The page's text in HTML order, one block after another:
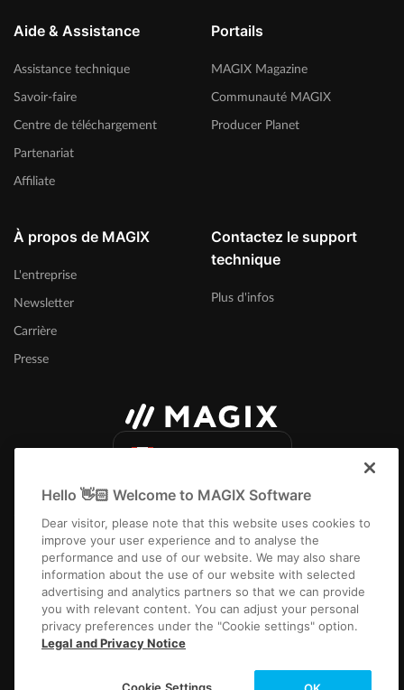
Aide & Assistance
Assistance technique
Savoir-faire
Centre de téléchargement
Partenariat
Affiliate
Portails
MAGIX Magazine
Communauté MAGIX
Producer Planet
À propos de MAGIX
L'entreprise
Newsletter
Carrière
Presse
Contactez le support
technique
Plus d'infos
Infos légalesCGVConditions du jeu-concoursProtection des données
Paramètres de cookiesEULAPaiement / Livraison Rétracter un contrat
Copyright © 2003-2026 MAGIX. The mentioned product names may be
registered trademarks of their respective owners.
Hello 👋🏻 Welcome to MAGIX Software
Dear visitor, please note that this website uses cookies to
improve your user experience and to analyse the
performance and use of our website. We may also share
information about the use of our website with selected
advertising and analytics partners so that we can provide
you with relevant content. You can adjust your personal
privacy preferences under the "Cookie settings" option.
Legal and Privacy Notice